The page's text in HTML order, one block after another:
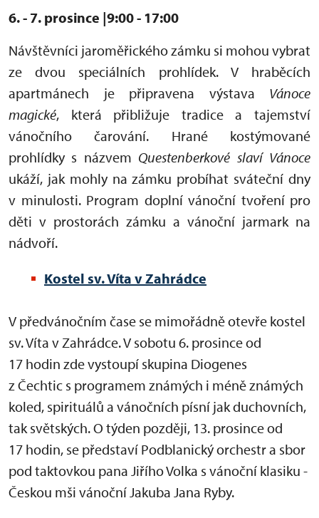
6. - 7. prosince |9:00 - 17:00
Návštěvníci jaroměřického zámku si mohou vybrat
ze dvou speciálních prohlídek. V hraběcích
apartmánech je připravena výstava Vánoce
magické, která přibližuje tradice a tajemství
vánočního čarování. Hrané kostýmované
prohlídky s názvem Questenberkové slaví Vánoce
ukáží, jak mohly na zámku probíhat sváteční dny
v minulosti. Program doplní vánoční tvoření pro
děti v prostorách zámku a vánoční jarmark na
nádvoří.
Kostel sv. Víta v Zahrádce
V předvánočním čase se mimořádně otevře kostel
sv. Víta v Zahrádce. V sobotu 6. prosince od
17 hodin zde vystoupí skupina Diogenes
z Čechtic s programem známých i méně známých
koled, spirituálů a vánočních písní jak duchovních,
tak světských. O týden později, 13. prosince od
17 hodin, se představí Podblanický orchestr a sbor
pod taktovkou pana Jiřího Volka s vánoční klasiku -
Českou mši vánoční Jakuba Jana Ryby.